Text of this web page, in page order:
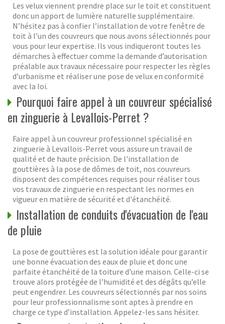
Les velux viennent prendre place sur le toit et constituent
donc un apport de lumière naturelle supplémentaire.
N’hésitez pas à confier l’installation de votre fenêtre de
toit à l’un des couvreurs que nous avons sélectionnés pour
vous pour leur expertise. Ils vous indiqueront toutes les
démarches à effectuer comme la demande d’autorisation
préalable aux travaux nécessaire pour respecter les règles
d’urbanisme et réaliser une pose de velux en conformité
avec la loi.
Pourquoi faire appel à un couvreur spécialisé
en zinguerie à Levallois-Perret ?
Faire appel à un couvreur professionnel spécialisé en
zinguerie à Levallois-Perret vous assure un travail de
qualité et de haute précision. De l'installation de
gouttières à la pose de dômes de toit, nos couvreurs
disposent des compétences requises pour réaliser tous
vos travaux de zinguerie en respectant les normes en
vigueur en matière de sécurité et d'étanchéité.
Installation de conduits d'évacuation de l'eau
de pluie
La pose de gouttières est la solution idéale pour garantir
une bonne évacuation des eaux de pluie et donc une
parfaite étanchéité de la toiture d’une maison. Celle-ci se
trouve alors protégée de l’humidité et des dégâts qu’elle
peut engendrer. Les couvreurs sélectionnés par nos soins
pour leur professionnalisme sont aptes à prendre en
charge ce type d’installation. Appelez-les sans hésiter.